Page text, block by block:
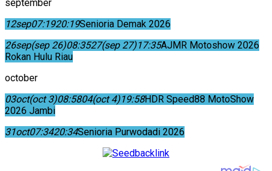
september
12sep07:1920:19Senioria Demak 2026
26sep(sep 26)08:3527(sep 27)17:35AJMR Motoshow 2026
Rokan Hulu Riau
october
03oct(oct 3)08:5804(oct 4)19:58HDR Speed88 MotoShow
2026 Jambi
31oct07:3420:34Senioria Purwodadi 2026